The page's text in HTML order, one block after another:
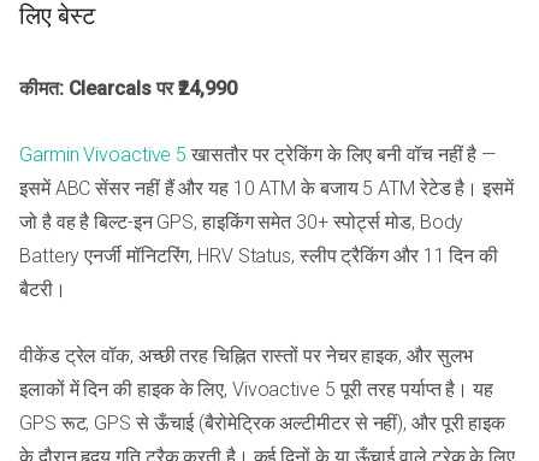
लिए बेस्ट
कीमत: Clearcals पर ₹24,990
Garmin Vivoactive 5 खासतौर पर ट्रेकिंग के लिए बनी वॉच नहीं है —
इसमें ABC सेंसर नहीं हैं और यह 10 ATM के बजाय 5 ATM रेटेड है। इसमें
जो है वह है बिल्ट-इन GPS, हाइकिंग समेत 30+ स्पोर्ट्स मोड, Body
Battery एनर्जी मॉनिटरिंग, HRV Status, स्लीप ट्रैकिंग और 11 दिन की
बैटरी।
वीकेंड ट्रेल वॉक, अच्छी तरह चिह्नित रास्तों पर नेचर हाइक, और सुलभ
इलाकों में दिन की हाइक के लिए, Vivoactive 5 पूरी तरह पर्याप्त है। यह
GPS रूट, GPS से ऊँचाई (बैरोमेट्रिक अल्टीमीटर से नहीं), और पूरी हाइक